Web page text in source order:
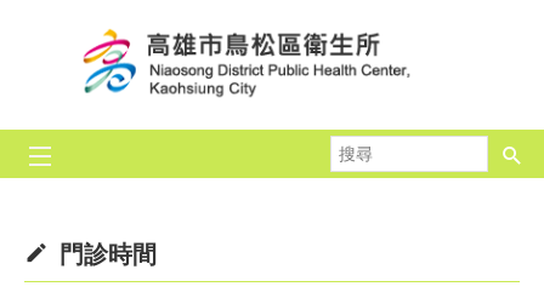
尋
門診時間